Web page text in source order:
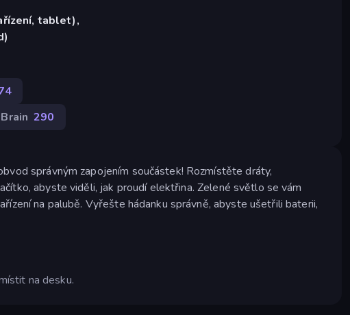
tablet),
Brain 290
správným zapojením součástek! Rozmístěte dráty,
abyste viděli, jak proudí elektřina. Zelené světlo se vám
na palubě. Vyřešte hádanku správně, abyste ušetřili baterii,
na desku.